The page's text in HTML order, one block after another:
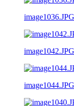
image1036.JPG
image1042.JPG
image1044.JPG